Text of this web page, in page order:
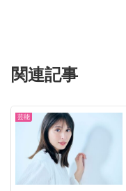
関連記事
芸能